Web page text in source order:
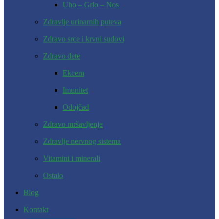
Uho – Grlo – Nos
Zdravlje urinarnih puteva
Zdravo srce i krvni sudovi
Zdravo dete
Ekcem
Imunitet
Odojčad
Zdravo mršavljenje
Zdravlje nervnog sistema
Vitamini i minerali
Ostalo
Blog
Kontakt